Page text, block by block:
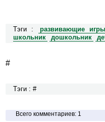
Тэги : развивающие игры
школьник
дошкольник
#
Тэги : #
Всего комментариев: 1